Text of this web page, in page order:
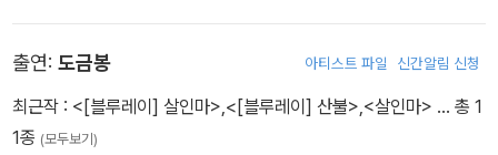
우로서는 잠정 은퇴했으나, 이후 한국영화배우협회장, 한국영화인협
회장, 한국예술문화단체총연 합회장 등을 역임했다. 영화배우로 활동
영하는 것은 물론, 신스볼링, 한주흥산 등을 설립해 사업가로서도 뛰
어난 면모를 보였고, 1996년에는 정치에 입문하여 제15, 16대 국회
우의 인생을 밟아갔다. 조용하고 섬세하면서도 선이 뚜렷한 연극에서
의 그의 연기가 눈에 띄어 윤대룡 감독에게 발탁되었다. 그렇게 출연
한 작품이 <조국의 어머니>(49, 윤대룡)인데 뒷날 남편이 된 허영
출연: 도금봉 아티스트 파일 신간알림 신청
최근작 : <[블루레이] 살인마>,<[블루레이] 산불>,<살인마> … 총 1
1종 (모두보기)